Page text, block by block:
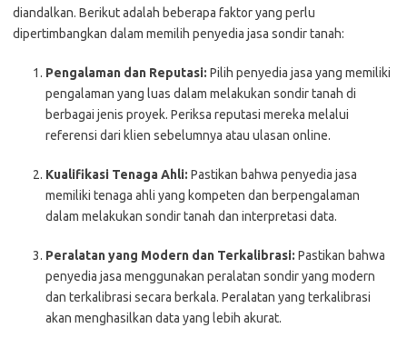
diandalkan. Berikut adalah beberapa faktor yang perlu
dipertimbangkan dalam memilih penyedia jasa sondir tanah:
Pengalaman dan Reputasi: Pilih penyedia jasa yang memiliki
pengalaman yang luas dalam melakukan sondir tanah di
berbagai jenis proyek. Periksa reputasi mereka melalui
referensi dari klien sebelumnya atau ulasan online.
Kualifikasi Tenaga Ahli: Pastikan bahwa penyedia jasa
memiliki tenaga ahli yang kompeten dan berpengalaman
dalam melakukan sondir tanah dan interpretasi data.
Peralatan yang Modern dan Terkalibrasi: Pastikan bahwa
penyedia jasa menggunakan peralatan sondir yang modern
dan terkalibrasi secara berkala. Peralatan yang terkalibrasi
akan menghasilkan data yang lebih akurat.